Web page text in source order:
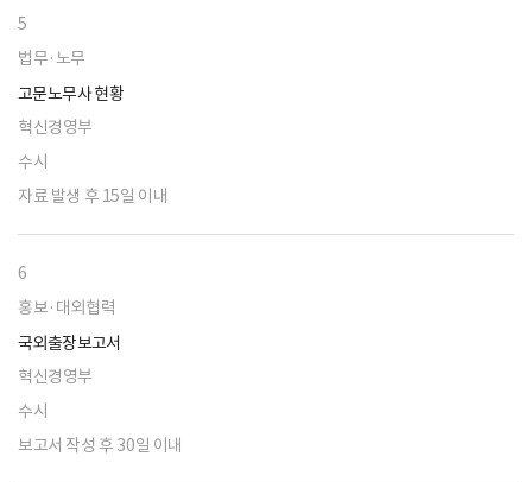
5
법무·노무
고문노무사 현황
혁신경영부
수시
자료 발생 후 15일 이내
6
홍보·대외협력
국외출장보고서
혁신경영부
수시
보고서 작성 후 30일 이내